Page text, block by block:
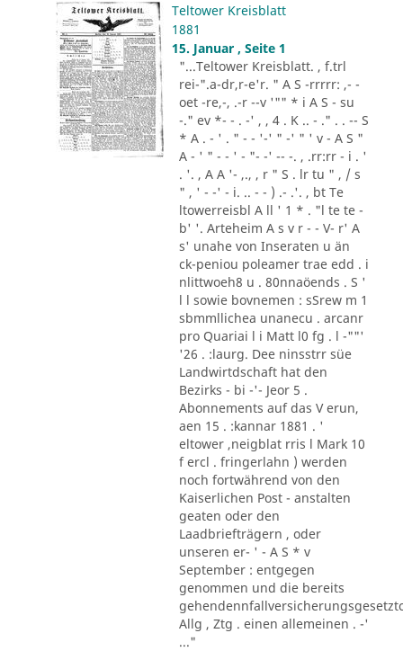
Teltower Kreisblatt
1881
15. Januar , Seite 1
"...Teltower Kreisblatt. , f.trl
rei-".a-dr,r-e'r. " A S -rrrrr: ,- -
oet -re,-, .-r --v '"" * i A S - su
-." ev *- - . -' , , 4 . K .. - ." . . -- S
* A . - ' . " - - '-' " -' " ' v - A S "
A - ' " - - ' - "- -' -- -. , .rr:rr - i . '
. '. , A A '- ,., , r " S . lr tu " , / s
" , ' - -' - i. .. - - ) .- .'. , bt Te
ltowerreisbl A ll ' 1 * . "l te te -
b' '. Arteheim A s v r - - V- r' A
s' unahe von Inseraten u än
ck-peniou poleamer trae edd . i
nlittwoeh8 u . 80nnaöends . S '
l l sowie bovnemen : sSrew m 1
sbmmllichea unanecu . arcanr
pro Quariai l i Matt l0 fg . l -""'
'26 . :laurg. Dee ninsstrr süe
Landwirtdschaft hat den
Bezirks - bi -'- Jeor 5 .
Abonnements auf das V erun,
aen 15 . :kannar 1881 . '
eltower ,neigblat rris l Mark 10
f ercl . fringerlahn ) werden
noch fortwährend von den
Kaiserlichen Post - anstalten
geaten oder den
Laadbriefträgern , oder
unseren er- ' - A S * v
September : entgegen
genommen und die bereits
Allg , Ztg . einen allemeinen . -'
..."